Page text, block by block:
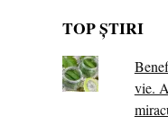
TOP ȘTIRI
vie.